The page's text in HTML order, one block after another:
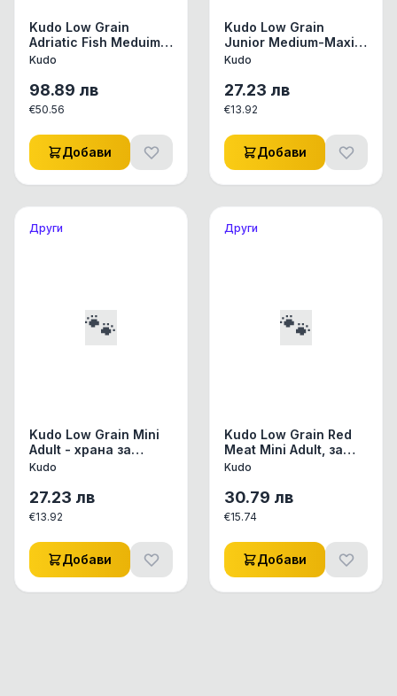
Kudo Low Grain
Adriatic Fish Meduim-
Maxi Adult - храна за
породи над 1 год ,
12кг
Kudo
98.89 лв
€50.56
Добави
Kudo Low Grain
Junior Medium-Maxi
Turkey/Duck 3 kg -
кученца от средни и
едри породи до 1 год
3 кг.
Kudo
27.23 лв
€13.92
Добави
Други
🐾
Kudo Low Grain Mini
Adult - храна за
кучета от дребни
патица , 3кг
Kudo
27.23 лв
€13.92
Добави
Други
🐾
Kudo Low Grain Red
Meat Mini Adult, за
мини породи над 1
Kudo
30.79 лв
€15.74
Добави